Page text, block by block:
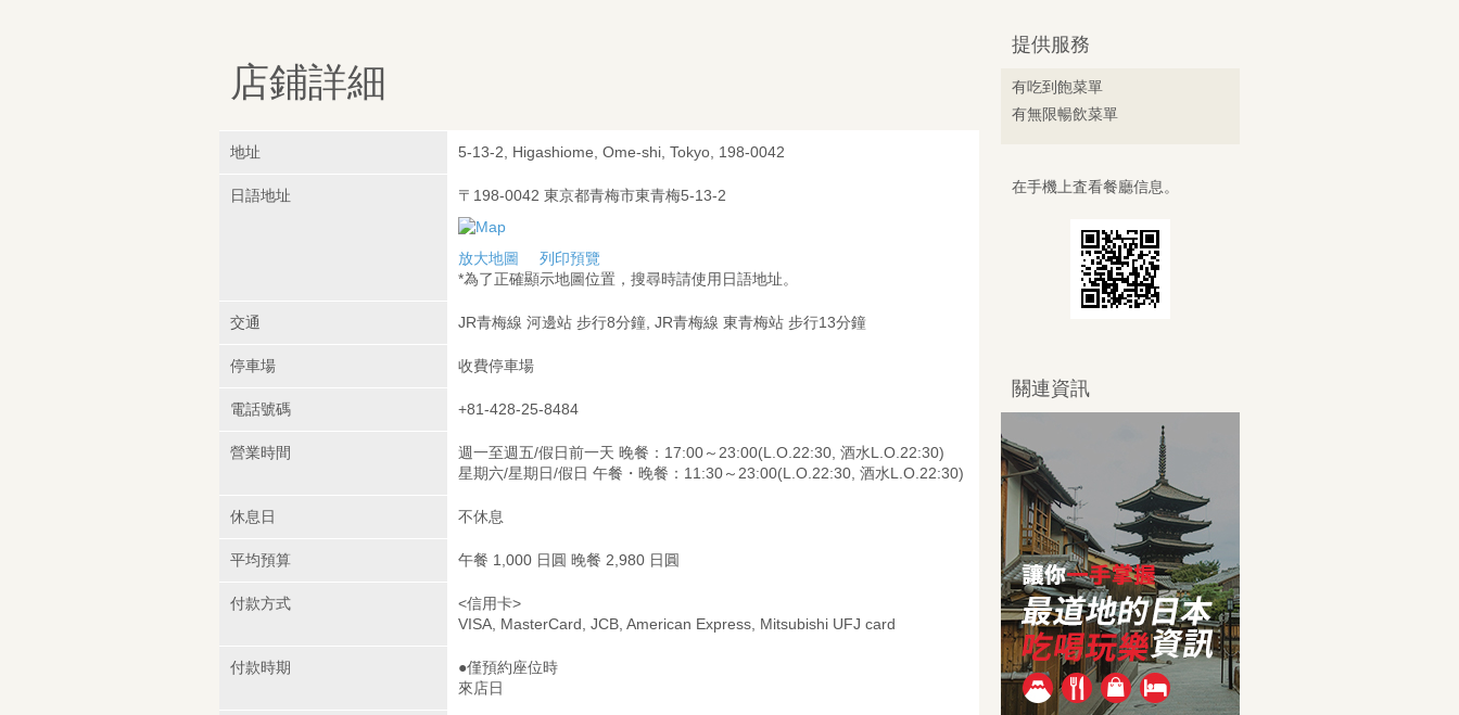
店鋪詳細
地址 5-13-2, Higashiome, Ome-shi, Tokyo, 198-0042
日語地址 〒198-0042 東京都青梅市東青梅5-13-2
放大地圖
列印預覽
*為了正確顯示地圖位置，搜尋時請使用日語地址。
交通 JR青梅線 河邊站 步行8分鐘, JR青梅線 東青梅站 步行13分鐘
停車場 收費停車場
電話號碼 +81-428-25-8484
營業時間
週一至週五/假日前一天 晚餐：17:00～23:00(L.O.22:30, 酒水L.O.22:30)
星期六/星期日/假日 午餐・晚餐：11:30～23:00(L.O.22:30, 酒水L.O.22:30)
休息日 不休息
平均預算 午餐 1,000 日圓 晚餐 2,980 日圓
付款方式
<信用卡>
VISA, MasterCard, JCB, American Express, Mitsubishi UFJ card
付款時期
●僅預約座位時
來店日
提供服務
有吃到飽菜單
有無限暢飲菜單
在手機上査看餐廳信息。
關連資訊